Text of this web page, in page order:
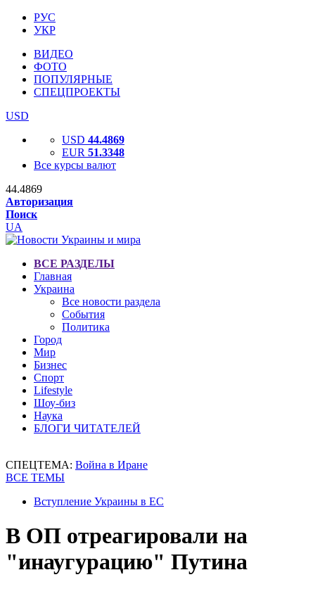
РУС
УКР
ВИДЕО
ФОТО
ПОПУЛЯРНЫЕ
СПЕЦПРОЕКТЫ
USD
USD 44.4869
EUR 51.3348
Все курсы валют
44.4869
Авторизация
Поиск
UA
ВСЕ РАЗДЕЛЫ
Главная
Украина
Все новости раздела
События
Политика
Город
Мир
Бизнес
Спорт
Lifestyle
Шоу-биз
Наука
БЛОГИ ЧИТАТЕЛЕЙ
СПЕЦТЕМА: Война в Иране
ВСЕ ТЕМЫ
Вступление Украины в ЕС
В ОП отреагировали на
"инаугурацию" Путина